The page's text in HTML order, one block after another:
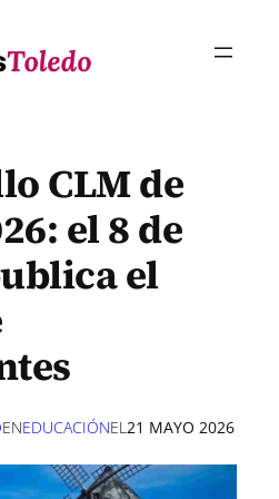
CLM de
el 8 de
el
ENEDUCACIÓNEL21 MAYO 2026